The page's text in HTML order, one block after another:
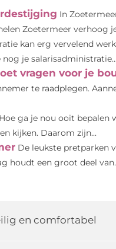
In
Zoetermeer verhoog
kan erg vervelend
je salarisadministratie...
vragen voor je
te raadplegen.
Hoe ga je nou ooit bepalen
kijken. Daarom zijn...
De leukste pretparken
houdt een groot deel
en comfortabel